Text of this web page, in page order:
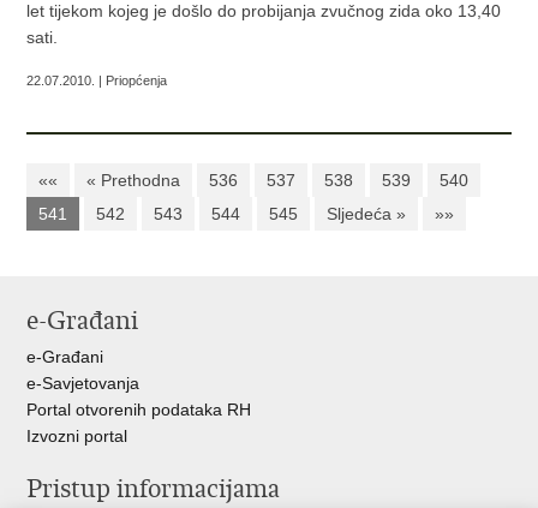
let tijekom kojeg je došlo do probijanja zvučnog zida oko 13,40
sati.
22.07.2010. | Priopćenja
«« « Prethodna 536 537 538 539
540
541
542 543 544 545 Sljedeća » »»
e-Građani
e-Građani
e-Savjetovanja
Portal otvorenih podataka RH
Izvozni portal
Pristup informacijama